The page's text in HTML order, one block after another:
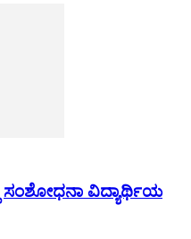
ವಿದ್ಯಾರ್ಥಿಯ